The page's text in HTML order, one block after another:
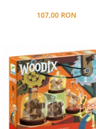
107,00 RON